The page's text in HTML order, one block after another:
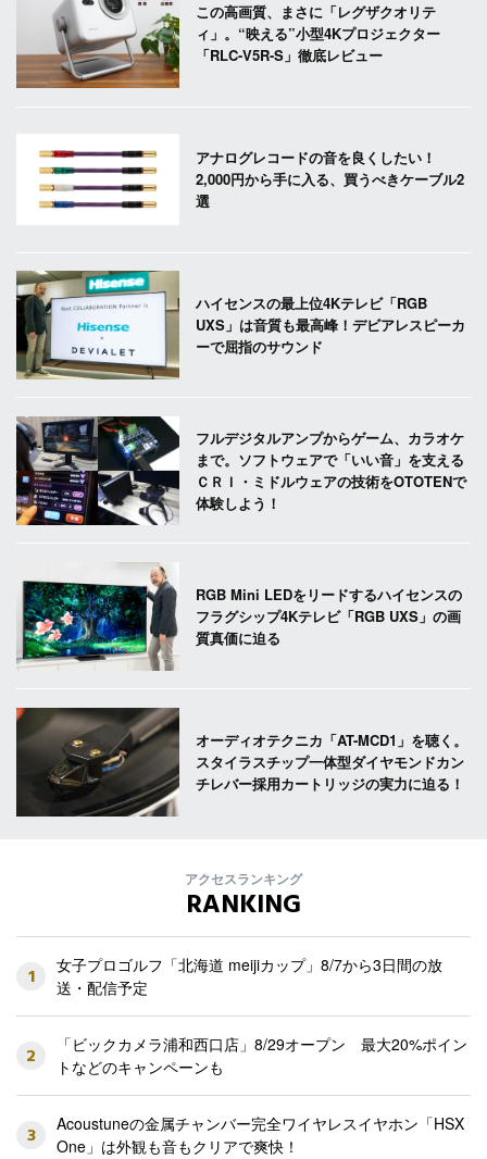
この高画質、まさに「レグザクオリテ
ィ」。“映える”小型4Kプロジェクター
「RLC-V5R-S」徹底レビュー
アナログレコードの音を良くしたい！
2,000円から手に入る、買うべきケーブル2
選
ハイセンスの最上位4Kテレビ「RGB
UXS」は音質も最高峰！デビアレスピーカ
ーで屈指のサウンド
フルデジタルアンプからゲーム、カラオケ
まで。ソフトウェアで「いい音」を支える
ＣＲＩ・ミドルウェアの技術をOTOTENで
体験しよう！
RGB Mini LEDをリードするハイセンスの
フラグシップ4Kテレビ「RGB UXS」の画
質真価に迫る
オーディオテクニカ「AT-MCD1」を聴く。
スタイラスチップ一体型ダイヤモンドカン
チレバー採用カートリッジの実力に迫る！
アクセスランキング
RANKING
1
女子プロゴルフ「北海道 meijiカップ」8/7から3日間の放
送・配信予定
2
「ビックカメラ浦和西口店」8/29オープン 最大20%ポイン
トなどのキャンペーンも
3
Acoustuneの金属チャンバー完全ワイヤレスイヤホン「HSX
One」は外観も音もクリアで爽快！